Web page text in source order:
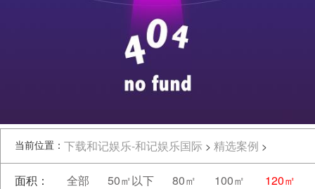
当前位置： 下载和记娱乐-和记娱乐国际 > 精选案例 >
面积： 全部 50㎡以下 80㎡ 100㎡ 120㎡